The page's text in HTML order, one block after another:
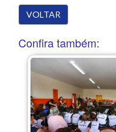
VOLTAR
Confira também: